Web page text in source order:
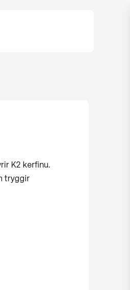
K2 kerfinu.
tryggir